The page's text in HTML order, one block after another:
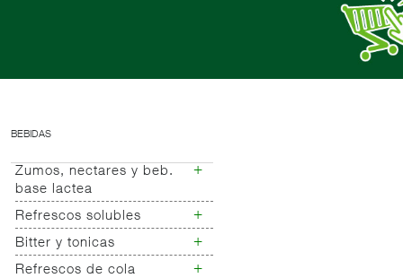
BEBIDAS
Zumos, nectares y beb.
base lactea
+
Zumos brik
Nectar brik
Zumo mini
Refrescos solubles +
Refrescos solubles
Bitter y tonicas +
Bitter
Refrescos de cola +